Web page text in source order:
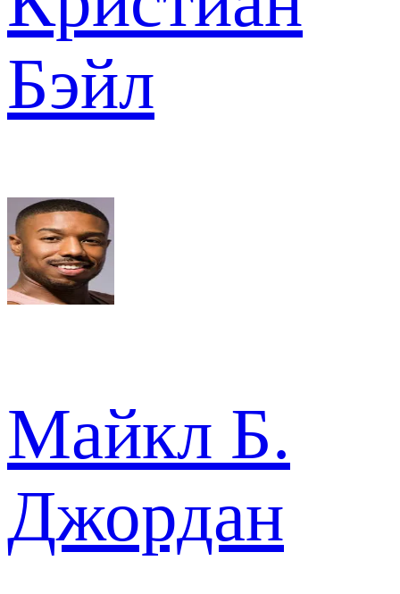
Бэйл
Майкл Б.
Джордан